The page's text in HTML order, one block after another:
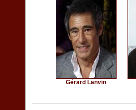
Gérard Lanvin